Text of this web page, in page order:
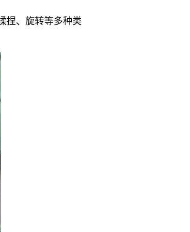
捏、旋转等多种类